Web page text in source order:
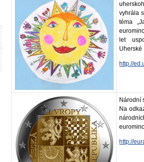
vyhrála
téma
let
Uherské
http://
Národní
Na
http://